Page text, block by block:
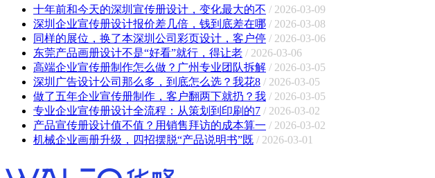
十年前和今天的深圳宣传册设计，变化最大的不 / 2026-03-09
深圳企业宣传册设计报价差几倍，钱到底差在哪 / 2026-03-08
同样的展位，换了本深圳公司彩页设计，客户停 / 2026-03-06
东莞产品画册设计不是“好看”就行，得让老 / 2026-03-06
高端企业宣传册制作怎么做？广州专业团队拆解 / 2026-03-05
深圳广告设计公司那么多，到底怎么选？我花8 / 2026-03-05
做了五年企业宣传册制作，客户翻两下就扔？我 / 2026-03-05
专业企业宣传册设计全流程：从策划到印刷的7 / 2026-03-02
产品宣传册设计值不值？用销售拜访的成本算一 / 2026-03-02
机械企业画册升级，四招摆脱“产品说明书”既 / 2026-03-01